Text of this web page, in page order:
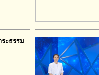
ะธรรม